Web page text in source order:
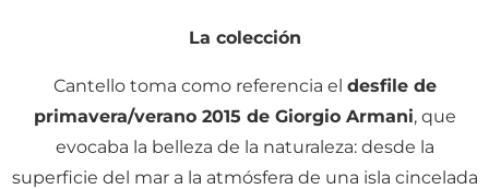
La colección
Cantello toma como referencia el desfile de
primavera/verano 2015 de Giorgio Armani, que
evocaba la belleza de la naturaleza: desde la
superficie del mar a la atmósfera de una isla cincelada